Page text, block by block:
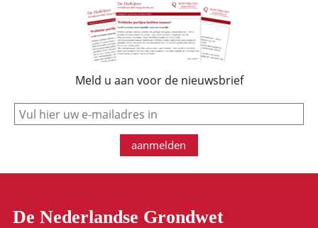
Meld u aan voor de nieuwsbrief
e-mail
aanmelden
De Nederlandse Grondwet